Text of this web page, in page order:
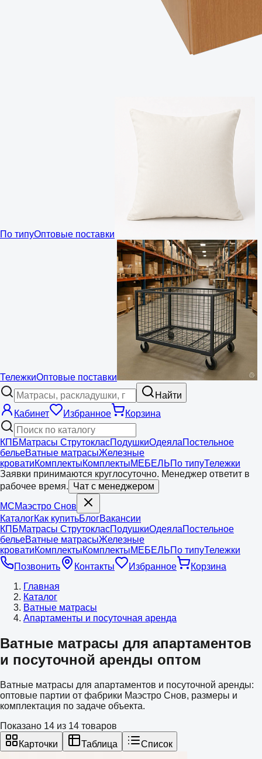
По типуОптовые поставки
ТележкиОптовые поставки
Найти
Кабинет
Избранное Корзина
КПБМатрасы СтрутокласПодушкиОдеялаПостельное
бельеВатные матрасыЖелезные
кроватиКомплектыКомплектыМЕБЕЛЬПо типуТележки
Заявки принимаются круглосуточно. Менеджер ответит в
рабочее время. Чат с менеджером
МСМаэстро Снов
КаталогКак купитьБлогВакансии
КПБМатрасы СтрутокласПодушкиОдеялаПостельное
бельеВатные матрасыЖелезные
кроватиКомплектыКомплектыМЕБЕЛЬПо типуТележки
Позвонить
Контакты Избранное
Корзина
Главная
Каталог
Ватные матрасы
Апартаменты и посуточная аренда
Ватные матрасы для апартаментов
и посуточной аренды оптом
Ватные матрасы для апартаментов и посуточной аренды:
оптовые партии от фабрики Маэстро Снов, размеры и
комплектация по задаче объекта.
Показано 14 из 14 товаров
Карточки
Таблица Список